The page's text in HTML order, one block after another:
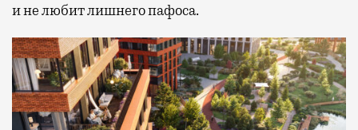
и не любит лишнего пафоса.